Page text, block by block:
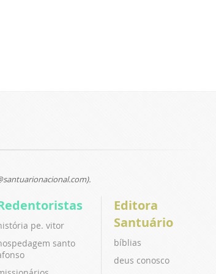
pe. vitor
santo
Editora
Santuário
bíblias
deus conosco